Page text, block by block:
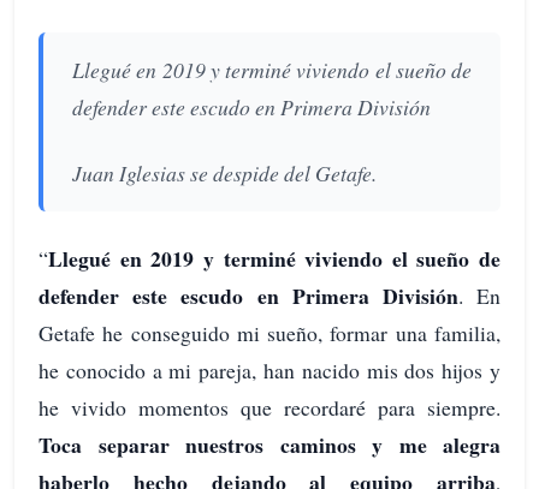
Llegué en 2019 y terminé viviendo el sueño de
defender este escudo en Primera División
Juan Iglesias se despide del Getafe.
“Llegué en 2019 y terminé viviendo el sueño de
defender este escudo en Primera División. En
Getafe he conseguido mi sueño, formar una familia,
he conocido a mi pareja, han nacido mis dos hijos y
he vivido momentos que recordaré para siempre.
Toca separar nuestros caminos y me alegra
haberlo hecho dejando al equipo arriba,